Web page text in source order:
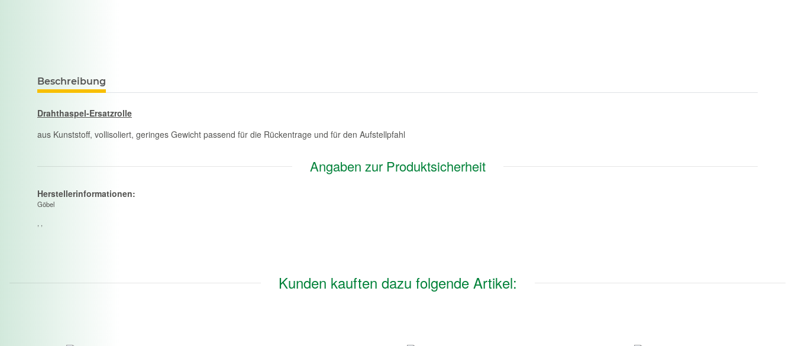
Beschreibung
Drahthaspel-Ersatzrolle
aus Kunststoff, vollisoliert, geringes Gewicht passend für die Rückentrage und für den Aufstellpfahl
Angaben zur Produktsicherheit
Herstellerinformationen:
Göbel
, ,
Kunden kauften dazu folgende Artikel: